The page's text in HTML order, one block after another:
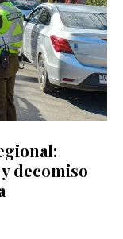
decomiso